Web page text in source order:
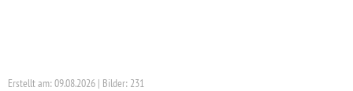
Erstellt am: 09.08.2026 | Bilder: 231